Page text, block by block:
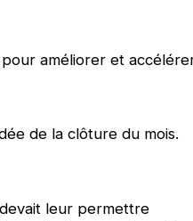
pour améliorer et
de la clôture du mois.
leur permettre